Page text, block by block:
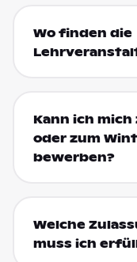
Wo finden die
Kann ich mich
oder zum
bewerben?
Welche
muss ich